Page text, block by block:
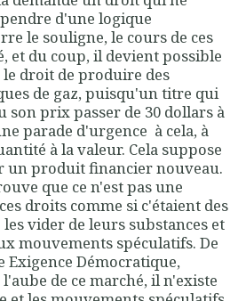
d'une logique
le souligne, le cours de ces
et du coup, il devient possible
droit de produire des
de gaz, puisqu'un titre qui
son prix passer de 30 dollars à
parade d'urgence à cela, à
à la valeur. Cela suppose
un produit financier nouveau.
que ce n'est pas une
droits comme si c'étaient des
vider de leurs substances et
mouvements spéculatifs. De
Exigence Démocratique,
de ce marché, il n'existe